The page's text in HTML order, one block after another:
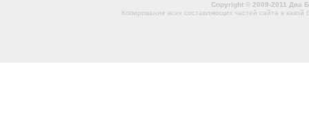
Copyright © 2009-2011 Два
Копирование всех составляющих частей сайта в